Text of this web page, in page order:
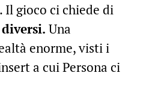
Il gioco ci chiede di
Una
enorme, visti i
a cui Persona ci